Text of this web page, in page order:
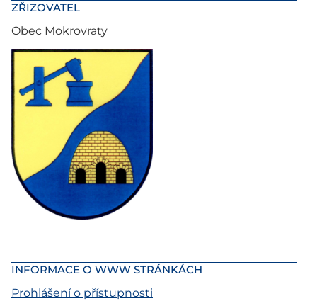
ZŘIZOVATEL
Obec Mokrovraty
INFORMACE O WWW STRÁNKÁCH
Prohlášení o přístupnosti